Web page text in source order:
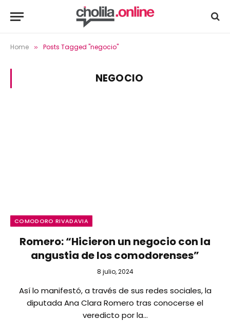
Home » Posts Tagged "negocio"
NEGOCIO
COMODORO RIVADAVIA
Romero: “Hicieron un negocio con la
angustia de los comodorenses”
8 julio, 2024
Así lo manifestó, a través de sus redes sociales, la
diputada Ana Clara Romero tras conocerse el
veredicto por la…